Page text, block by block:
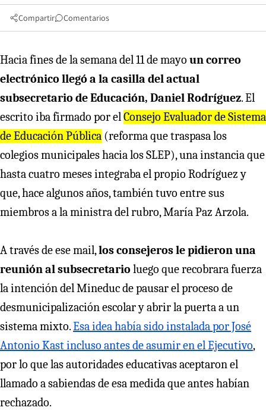
Compartir Comentarios
Hacia fines de la semana del 11 de mayo un correo
electrónico llegó a la casilla del actual
subsecretario de Educación, Daniel Rodríguez. El
escrito iba firmado por elConsejo Evaluador de Sistema
de Educación Pública (reforma que traspasa los
colegios municipales hacia los SLEP), una instancia que
hasta cuatro meses integraba el propio Rodríguez y
que, hace algunos años, también tuvo entre sus
miembros a la ministra del rubro, María Paz Arzola.
A través de ese mail,los consejeros le pidieron una
reunión al subsecretario luego que recobrara fuerza
la intención del Mineduc de pausar el proceso de
desmunicipalización escolar y abrir la puerta a un
sistema mixto.Esa idea había sido instalada por José
Antonio Kast incluso antes de asumir en el Ejecutivo,
por lo que las autoridades educativas aceptaron el
llamado a sabiendas de esa medida que antes habían
rechazado.